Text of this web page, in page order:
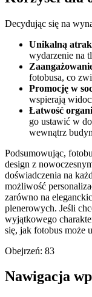
Decydując się na
Unikalną
wydarzenie na
fotobusa, co
Promocję w
wspierają
Łatwość
go ustawić w
wewnątrz
Podsumowując,
design z
doświadczenia na
możliwość
zarówno na
plenerowych. Jeśli
wyjątkowego
się, jak fotobus może
Obejrzeń: 83
Nawigacja